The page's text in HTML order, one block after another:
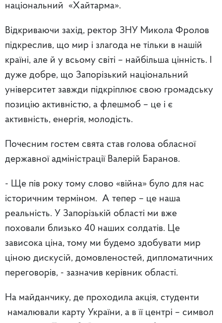
національний «Хайтарма».
Відкриваючи захід, ректор ЗНУ Микола Фролов
підкреслив, що мир і злагода не тільки в нашій
країні, але й у всьому світі – найбільша цінність. І
дуже добре, що Запорізький національний
університет завжди підкріплює свою громадську
позицію активністю, а флешмоб – це і є
активність, енергія, молодість.
Почесним гостем свята став голова обласної
державної адміністрації Валерій Баранов.
- Ще пів року тому слово «війна» було для нас
історичним терміном. А тепер – це наша
реальність. У Запорізькій області ми вже
поховали близько 40 наших солдатів. Це
зависока ціна, тому ми будемо здобувати мир
ціною дискусій, домовленостей, дипломатичних
переговорів, - зазначив керівник області.
На майданчику, де проходила акція, студенти
намалювали карту України, а в її центрі – символ